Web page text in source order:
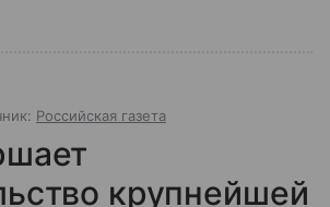
Российская газета
крупнейшей